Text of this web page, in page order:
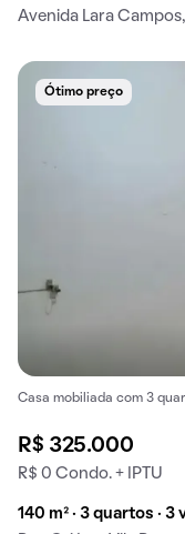
Avenida Lara
Ótimo preço
Casa mobiliada com 3
R$ 325.000
R$ 0 Condo. + IPTU
140 m² · 3 quartos · 3